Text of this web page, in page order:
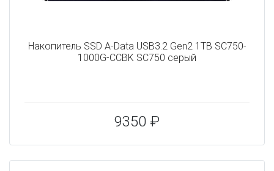
Накопитель SSD A-Data USB3.2 Gen2 1TB SC750-
1000G-CCBK SC750 серый
9350 ₽